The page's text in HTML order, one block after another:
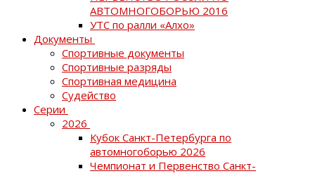
АВТОМНОГОБОРЬЮ 2016
УТС по ралли «Алхо»
Документы
Спортивные документы
Спортивные разряды
Спортивная медицина
Судейство
Серии
2026
Кубок Санкт-Петербурга по
автомногоборью 2026
Чемпионат и Первенство Санкт-